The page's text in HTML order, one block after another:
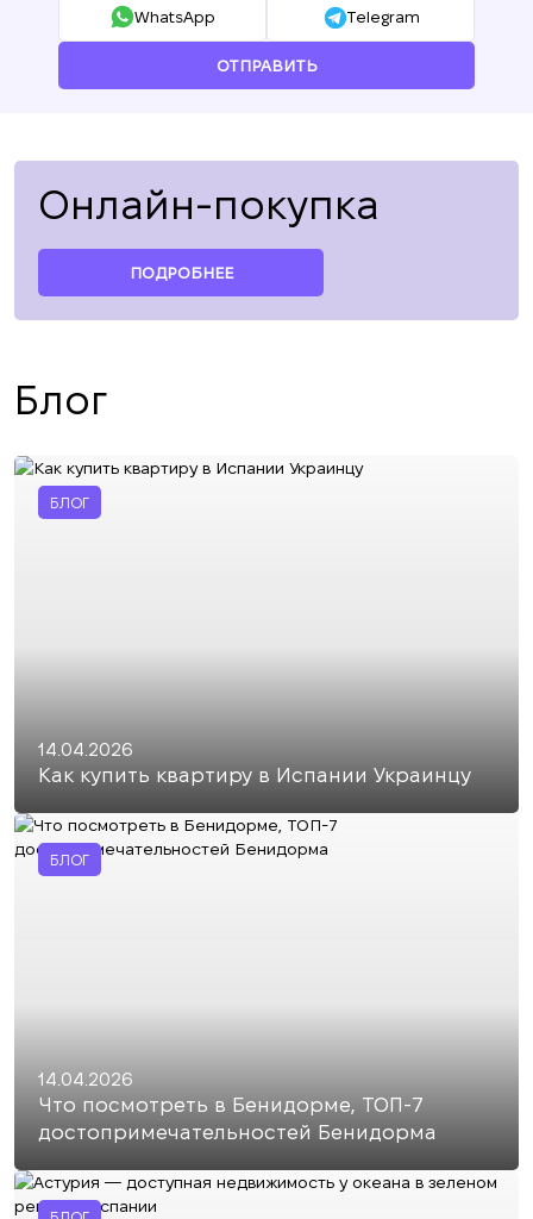
WhatsApp Telegram
ОТПРАВИТЬ
Онлайн-покупка
ПОДРОБНЕЕ
Блог
БЛОГ
14.04.2026
Как купить квартиру в Испании Украинцу
БЛОГ
14.04.2026
Что посмотреть в Бенидорме, ТОП-7
достопримечательностей Бенидорма